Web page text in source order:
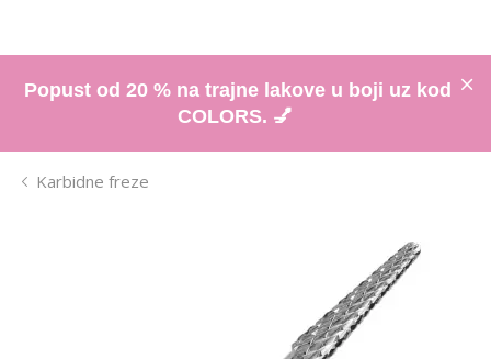
Popust od 20 % na trajne lakove u boji uz kod
COLORS. 💅
Karbidne freze